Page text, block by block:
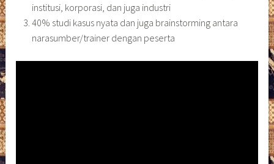
institusi, korporasi, dan juga industri
40% studi kasus nyata dan juga brainstorming antara
narasumber/trainer dengan peserta